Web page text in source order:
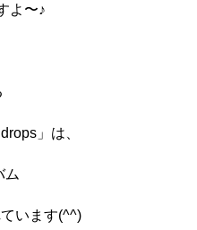
よ〜♪
」は、
ム
います(^^)